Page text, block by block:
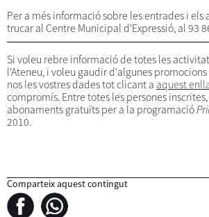
Per a més informació sobre les entrades i
trucar al Centre Municipal d'Expressió, al 93
Si voleu rebre informació de totes les
l'Ateneu, i voleu gaudir d'algunes
nos les vostres dades tot clicant a aquest
compromís. Entre totes les persones
abonaments gratuïts per a la programació
2010.
Comparteix aquest contingut